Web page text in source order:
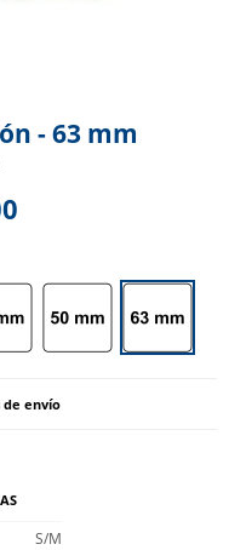
- 63 mm
de envío
S/M